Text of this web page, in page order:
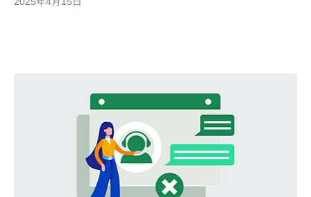
终保持良好的运行状态。其服务器基础设施采用先进的技术，具备